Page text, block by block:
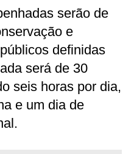
serão de
e
definidas
será de 30
seis horas por dia,
e um dia de